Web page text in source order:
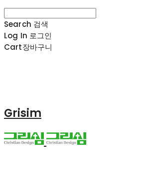
Search 검색
Log In 로그인
Cart장바구니
Grisim